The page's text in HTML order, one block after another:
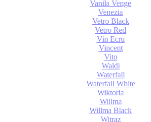
Vanila Venge
Venezia
Vetro Black
Vetro Red
Vin Ecru
Vincent
Vito
Waldi
Waterfall
Waterfall White
Wiktoria
Willma
Willma Black
Witraz